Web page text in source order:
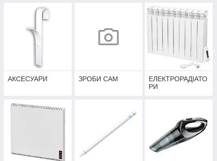
АКСЕСУАРИ ЗРОБИ САМ
ЕЛЕКТРОРАДІАТО
РИ